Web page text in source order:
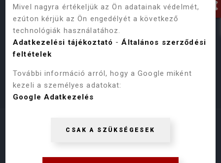
Adatvédelmi Szabályzat
Gyakori kérdések
Mivel nagyra értékeljük az Ön adatainak védelmét,
ezúton kérjük az Ön engedélyét a következő
technológiák használatához.
Adatkezelési tájékoztató -Általános szerződési
feltételek
További információ arról, hogy a Google miként
kezeli a személyes adatokat:
Google Adatkezelés
CSAK A SZÜKSÉGESEK